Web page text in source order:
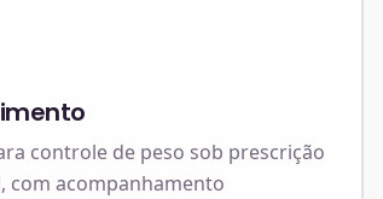
controle de peso sob prescrição
com acompanhamento